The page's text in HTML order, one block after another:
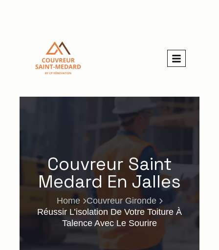
Couvreur Saint
Medard En Jalles
Home
Couvreur Gironde
Réussir L’isolation De Votre Toiture À
Talence Avec Le Sourire